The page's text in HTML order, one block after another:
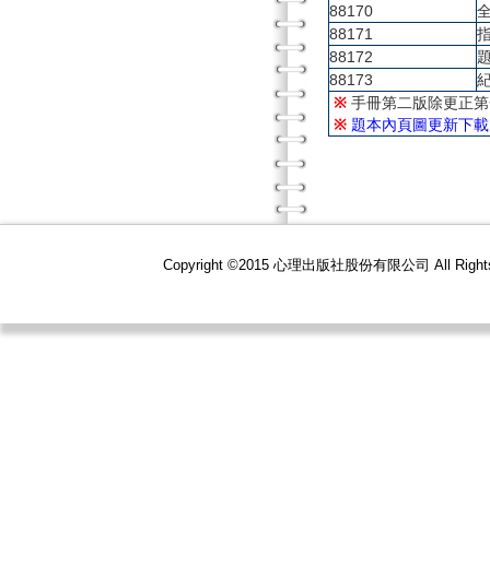
88170
88171
88172
88173
※ 手冊第二版除更正
※ 題本內頁圖更新下載
Copyright ©2015 心理出版社股份有限公司 All